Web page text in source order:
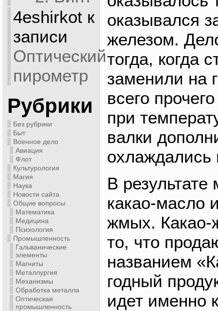
4eshirkotк
записи
Оптический
пирометр
Рубрики
Без рубрики
Быт
Военное дело
Авиация
Флот
Культурология
Магия
Наука
Новости сайта
Общие вопросы
Математика
Медицина
Психология
Промышленность
Гальванические
элементы
Магниты
Металлургия
Механизмы
Обработка металла
Оптическая
промышленность
оказывался
железом.
тогда, когда
заменили на
всего
при
валки
охлаждались
В
какао-масло
жмых. Какао-
то, что
названием
годный
идет именно